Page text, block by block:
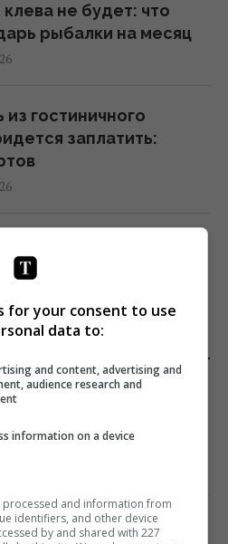
клева не будет: что
рыбалки на месяц
гостиничного
заплатить:
Украины:
I уровень опасности
об ограничении
рождения в США
"Мороженщик" и
премьеры в
неделе
сильные дожди и
вытеснит
новый план
for your consent to use
data to:
and content, advertising and
audience research and
information on a device
and information from
identifiers, and other device
by and shared with 227